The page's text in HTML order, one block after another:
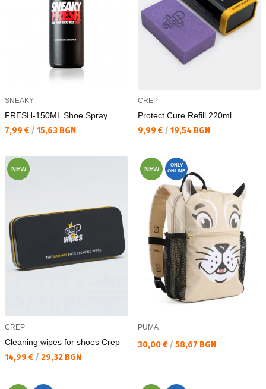
SNEAKY
FRESH-150ML Shoe Spray
Текуща цена:
7,99 € / 15,63 BGN
CREP
Protect Cure Refill 220ml
Текуща цена:
9,99 € / 19,54 BGN
NEW
CREP
Cleaning wipes for shoes Crep
Текуща цена:
14,99 € / 29,32 BGN
NEW
ONLY
ONLINE
PUMA
Текуща цена:
30,00 € / 58,67 BGN